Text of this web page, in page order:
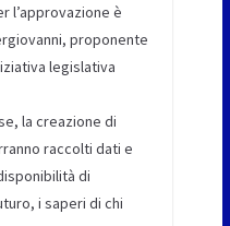
l’approvazione è
proponente
legislativa
la creazione di
raccolti dati e
di
i saperi di chi